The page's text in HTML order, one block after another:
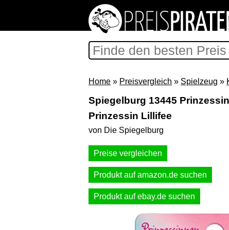
Home » Preisvergleich » Spielzeug »
Spiegelburg 13445
Prinzessin Lillifee
von Die Spiegelburg
Preise vergleichen
Produkt auf amazon.de suchen
Produkt auf ebay.de suchen